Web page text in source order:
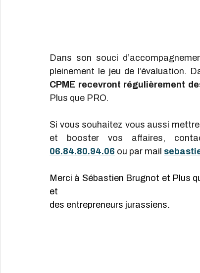
Dans son souci
pleinement le jeu de l’évaluation.
CPME recevront régulièrement
Plus que PRO.
Si vous souhaitez vous aussi
et booster vos affaires,
06.84.80.94.06 ou par mail
Merci à Sébastien Brugnot et Plus
et
des entrepreneurs jurassiens.